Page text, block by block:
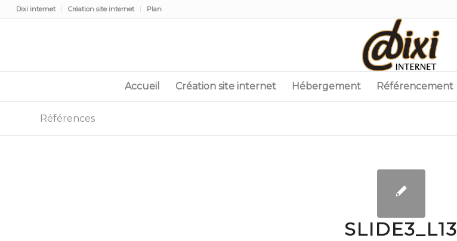
Dixi internet Création site internet Plan
Accueil Création site internet Hébergement Référencement
Références
SLIDE3_L13